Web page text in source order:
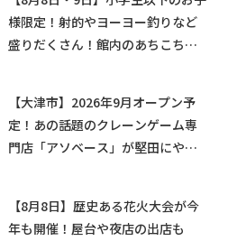
様限定！射的やヨーヨー釣りなど
盛りだくさん！館内のあちこちに
【大津市】2026年9月オープン予
定！あの話題のクレーンゲーム専
門店「アソベース」が堅田にやっ
【8月8日】歴史ある花火大会が今
年も開催！屋台や夜店の出店も